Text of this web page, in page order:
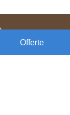
Offerte